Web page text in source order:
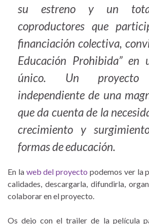
su estreno y un
coproductores que
financiación colectiva,
Educación Prohibida” en
único. Un proyecto
independiente de una
que da cuenta de la
crecimiento y
formas de educación.
En la web del proyecto podemos ver la
calidades, descargarla, difundirla,
colaborar en el proyecto.
Os dejo con el trailer de la película